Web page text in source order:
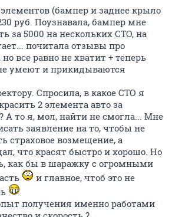
(бампер и заднее крыло
руб. Поузнавала, бампер мне
за 5000 на нескольких СТО, на
почитала отзывы про
все равно не хватит + теперь
умеют и прикидываются
Спросила, в какое СТО я
2 элемента авто за
А то я, мол, найти не смогла... Мне
заявление на то, чтобы не
страховое возмещение, а
что красят быстро и хорошо. Но
как бы в шаражку с огромными
и главное, чтоб это не
получения именно работами